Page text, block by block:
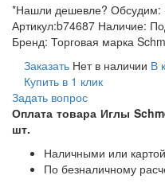
*Нашли дешевле? Обсудим:
Артикул:b74687 Наличие:
Бренд: Торговая марка
Заказать Нет в наличии В
Купить в 1 клик
Задать вопрос
Оплата товара Иглы
шт.
Наличными или
По безналичному